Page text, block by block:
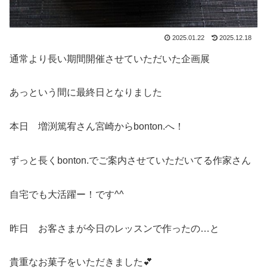
2025.01.22 2025.12.18
通常より長い期間開催させていただいた企画展
あっという間に最終日となりました
本日 増渕篤宥さん宮崎からbonton.へ！
ずっと長くbonton.でご案内させていただいてる作家さん
自宅でも大活躍ー！です^^
昨日 お客さまが今日のレッスンで作ったの…と
貴重なお菓子をいただきました💕